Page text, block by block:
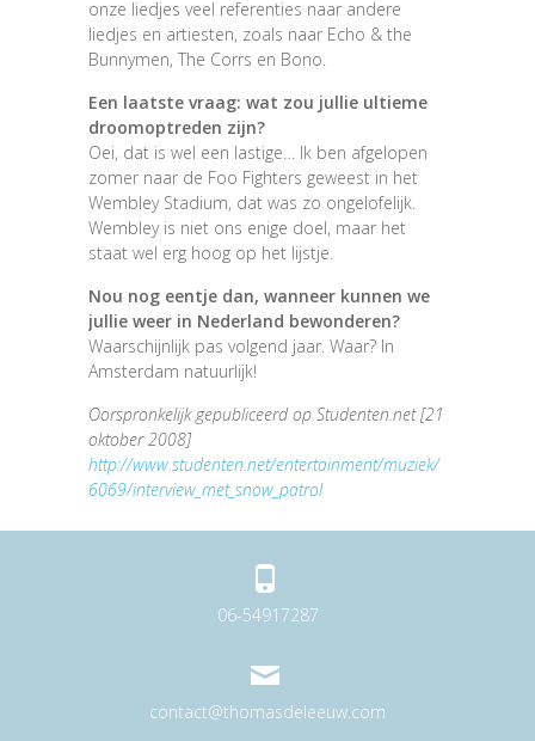
onze liedjes veel referenties naar andere
liedjes en artiesten, zoals naar Echo & the
Bunnymen, The Corrs en Bono.
Een laatste vraag: wat zou jullie ultieme
droomoptreden zijn?
Oei, dat is wel een lastige… Ik ben afgelopen
zomer naar de Foo Fighters geweest in het
Wembley Stadium, dat was zo ongelofelijk.
Wembley is niet ons enige doel, maar het
staat wel erg hoog op het lijstje.
Nou nog eentje dan, wanneer kunnen we
jullie weer in Nederland bewonderen?
Waarschijnlijk pas volgend jaar. Waar? In
Amsterdam natuurlijk!
Oorspronkelijk gepubliceerd op Studenten.net [21
oktober 2008]
http://www.studenten.net/entertainment/muziek/
6069/interview_met_snow_patrol
06-54917287
contact@thomasdeleeuw.com